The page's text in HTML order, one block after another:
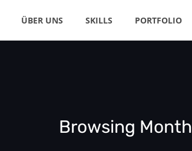
ÜBER UNS SKILLS PORTFOLIO
Browsing Month